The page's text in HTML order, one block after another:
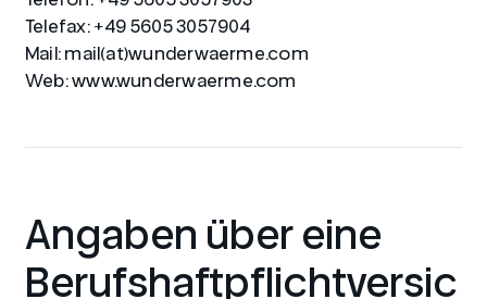
Telefax: +49 5605 3057904
Mail: mail(at)wunderwaerme.com
Web: www.wunderwaerme.com
Angaben über eine
Berufshaftpflichtversic